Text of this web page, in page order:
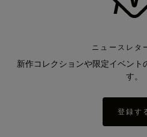
ニュースレタ
新作コレクションや限定イベント
す。
登録す